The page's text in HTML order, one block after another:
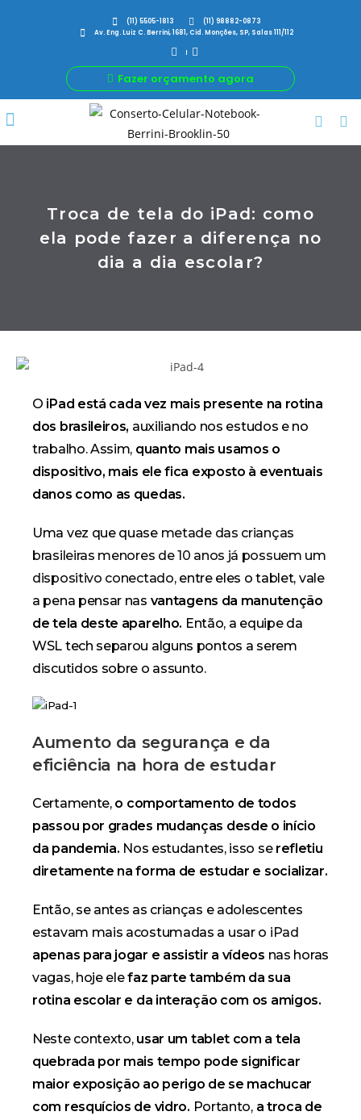
(11) 5505-1813
(11) 98882-0873
Av. Eng. Luiz C. Berrini, 1681, Cid. Monções, SP, Salas 111/112
Fazer orçamento agora
Troca de tela do iPad: como
ela pode fazer a diferença no
dia a dia escolar?
O iPad está cada vez mais presente na rotina
dos brasileiros, auxiliando nos estudos e no
trabalho. Assim, quanto mais usamos o
dispositivo, mais ele fica exposto à eventuais
danos como as quedas.
Uma vez que quasemetade das crianças
brasileiras menores de 10 anos já possuem um
dispositivo conectado, entre eles o tablet, vale
a pena pensar nas vantagens da manutenção
de tela deste aparelho. Então, a equipe da
WSL tech separou alguns pontos a serem
discutidos sobre o assunto.
Aumento da segurança e da
eficiência na hora de estudar
Certamente, o comportamento de todos
passou por grades mudanças desde o início
da pandemia. Nos estudantes, isso se refletiu
diretamente na forma de estudar e socializar.
Então, se antes as crianças e adolescentes
estavam mais acostumadas a usar o iPad
apenas para jogar e assistir a vídeos nas horas
vagas, hoje elefaz parte também da sua
rotina escolar e da interação com os amigos.
Neste contexto,usar um tablet com a tela
quebrada por mais tempo pode significar
maior exposição ao perigo de se machucar
com resquícios de vidro. Portanto, a troca de